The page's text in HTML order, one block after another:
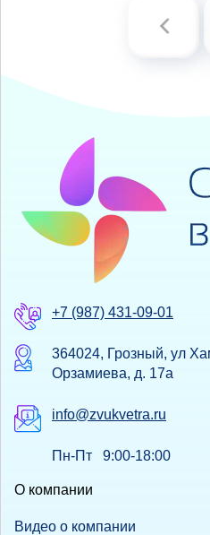
+7 (987) 431-09-01
364024, Грозный, ул
Орзамиева, д. 17а
info@zvukvetra.ru
Пн-Пт 9:00-18:00
О компании
Видео о компании